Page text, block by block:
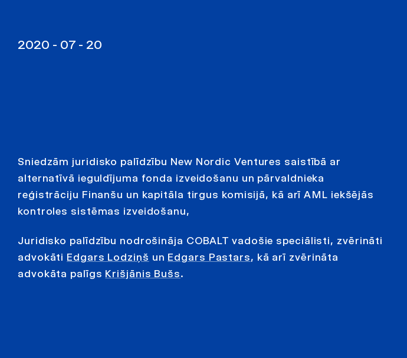
2020 - 07 - 20
Sniedzām juridisko palīdzību New Nordic Ventures saistībā ar
alternatīvā ieguldījuma fonda izveidošanu un pārvaldnieka
reģistrāciju Finanšu un kapitāla tirgus komisijā, kā arī AML iekšējās
kontroles sistēmas izveidošanu,
Juridisko palīdzību nodrošināja COBALT vadošie speciālisti, zvērināti
advokāti Edgars Lodziņš un Edgars Pastars, kā arī zvērināta
advokāta palīgs Krišjānis Bušs.